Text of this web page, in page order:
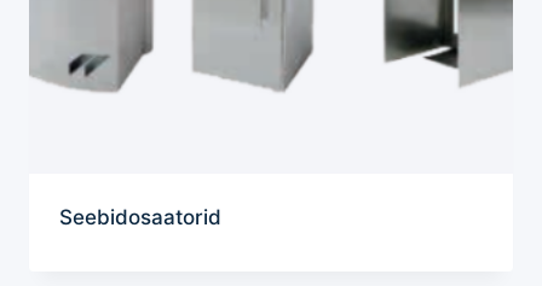
Seebidosaatorid